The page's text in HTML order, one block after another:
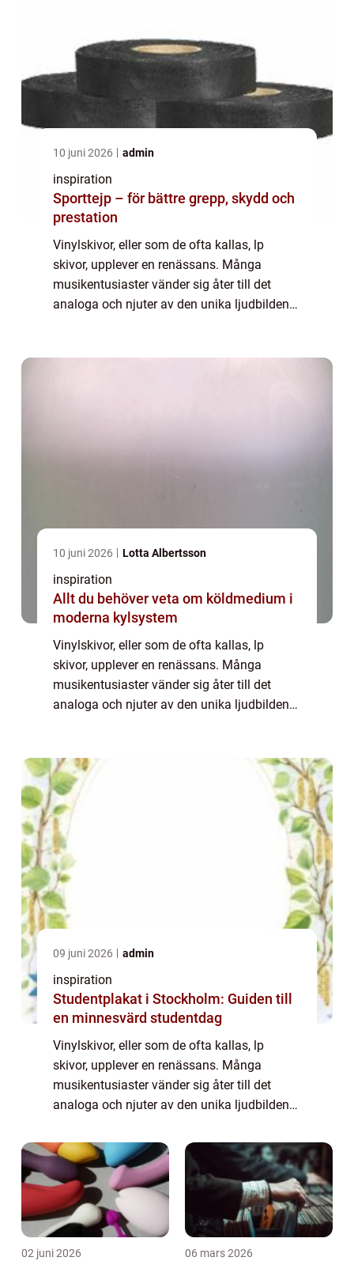
10 juni 2026 admin
inspiration
Sporttejp – för bättre grepp, skydd och
prestation
Vinylskivor, eller som de ofta kallas, lp
skivor, upplever en renässans. Många
musikentusiaster vänder sig åter till det
analoga och njuter av den unika ljudbilden
10 juni 2026 Lotta Albertsson
inspiration
Allt du behöver veta om köldmedium i
moderna kylsystem
Vinylskivor, eller som de ofta kallas, lp
skivor, upplever en renässans. Många
musikentusiaster vänder sig åter till det
analoga och njuter av den unika ljudbilden
09 juni 2026 admin
inspiration
Studentplakat i Stockholm: Guiden till
en minnesvärd studentdag
Vinylskivor, eller som de ofta kallas, lp
skivor, upplever en renässans. Många
musikentusiaster vänder sig åter till det
analoga och njuter av den unika ljudbilden
har dessa skivor...
02 juni 2026 06 mars 2026